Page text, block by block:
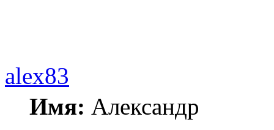
alex83
Имя: Александр